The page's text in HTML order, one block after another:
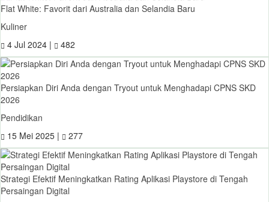
Flat White: Favorit dari Australia dan Selandia Baru
Kuliner
4 Jul 2024 |
482
Persiapkan Diri Anda dengan Tryout untuk Menghadapi CPNS SKD
2026
Pendidikan
15 Mei 2025 |
277
Strategi Efektif Meningkatkan Rating Aplikasi Playstore di Tengah
Persaingan Digital